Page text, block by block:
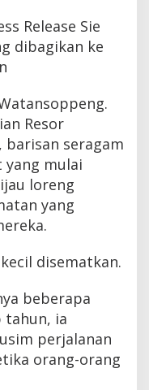
Release Sie
dibagikan ke
Resor
barisan seragam
mulai
loreng
yang
disematkan.
beberapa
ia
perjalanan
orang-orang